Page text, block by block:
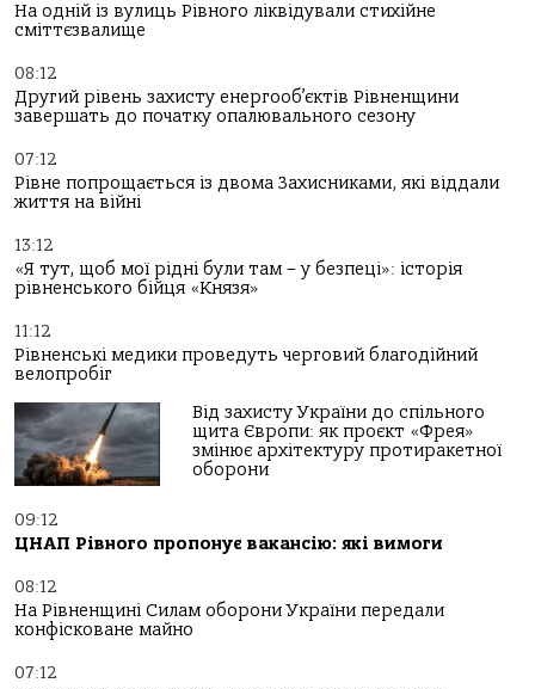
На одній із вулиць Рівного ліквідували стихійне
сміттєзвалище
08:12
Другий рівень захисту енергооб’єктів Рівненщини
завершать до початку опалювального сезону
07:12
Рівне попрощається із двома Захисниками, які віддали
життя на війні
13:12
«Я тут, щоб мої рідні були там – у безпеці»: історія
рівненського бійця «Князя»
11:12
Рівненські медики проведуть черговий благодійний
велопробіг
Від захисту України до спільного
щита Європи: як проєкт «Фрея»
змінює архітектуру протиракетної
оборони
09:12
ЦНАП Рівного пропонує вакансію: які вимоги
08:12
На Рівненщині Силам оборони України передали
конфісковане майно
07:12